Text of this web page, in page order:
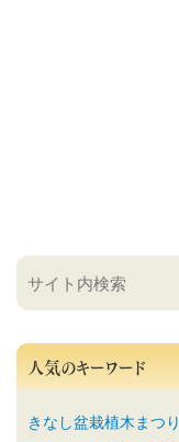
人気のキーワード
きなし盆栽植木まつり